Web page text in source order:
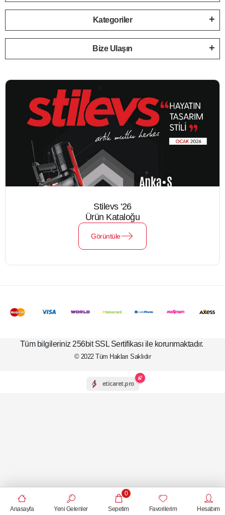
Kategoriler
Bize Ulaşın
Stilevs '26
Ürün Kataloğu
Görüntüle
Tüm bilgileriniz 256bit SSL Sertifikası ile korunmaktadır.
© 2022Tüm Hakları Saklıdır
Anasayfa Yeni Gelenler Sepetim
0
Favorilerim Hesabım
eticaret.pro